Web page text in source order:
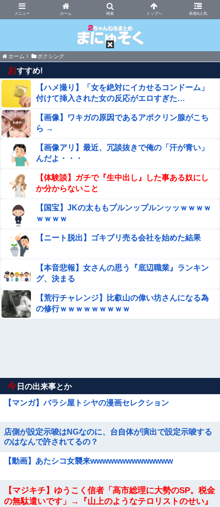
ホーム 新着&人気
まにゅそく 2chまとめニュース速報VIP
ホーム ボクシング
おすすめ!
【ハメ撮り】「女を絶対にイカせるコンドーム」
付けて挿入された女の反応がエロすぎた…
【画像】ワキガの原因であるアポクリン腺がこち
ら →
【画像アリ】最近、冗談抜きで俺の「汗が青い」
んだよ・・・
【体験談】ガチで『生中出し』した事ある奴にし
か分からないこと
【国宝】JKの太ももプルンップルンッッｗｗｗｗ
ｗｗｗｗ
【ニート脱出】ゴキブリ売る会社を始めた結果
【本音悲報】女さんの思う『底辺職業』ランキン
グ、決まる
【荒行チャレンジ】比叡山の偉い坊さんになる為
の修行ｗｗｗｗｗｗｗｗｗ
今 日の出来事とか
【マンガ】バラシ屋トシヤの漫画セレクション
店側が設定示唆はNGなのに、台自体が演出で設定示唆する
のはなんで許されてるの？
【動画】あたシコ女襲来wwwwwwwwwwwwww
【マジキチ】ゆうこく信者「高市総理に大勢のSP。税金
の無駄遣いです」→『山上のようなテロリストのせい』